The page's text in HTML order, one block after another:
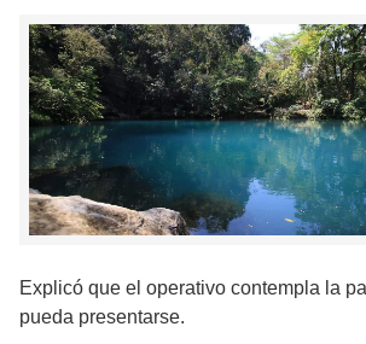
Explicó que el operativo contempla la
pueda presentarse.